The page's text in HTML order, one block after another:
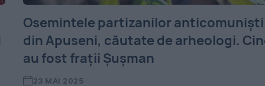
Osemintele partizanilor anticomuniști
din Apuseni, căutate de arheologi.
au fost frații Șușman
23 MAI 2025